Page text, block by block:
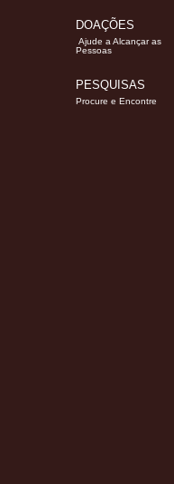
DOAÇÕES
Ajude a Alcançar as
Pessoas
PESQUISAS
Procure e Encontre